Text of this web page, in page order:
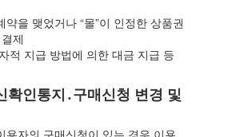
약을 맺었거나 “몰”이 인정한 상품권
제
적 지급 방법에 의한 대금 지급 등
확인통지․구매신청 변경 및
용자의 구매신청이 있는 경우 이용